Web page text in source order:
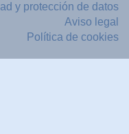
y protección de datos
Aviso legal
Política de cookies